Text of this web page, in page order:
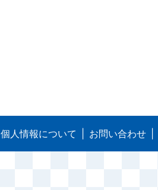
個人情報について お問い合わせ